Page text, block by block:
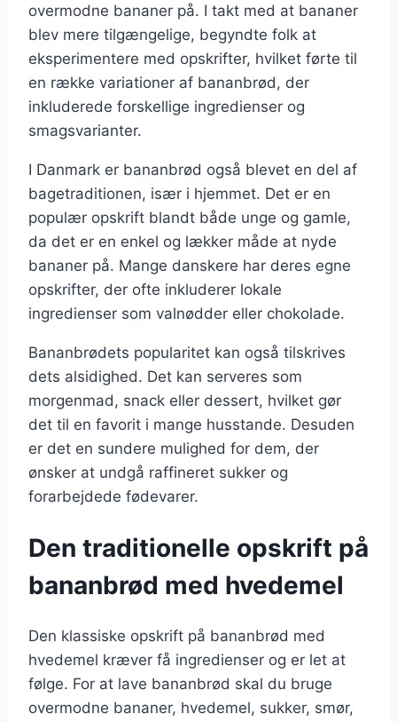
overmodne bananer på. I takt med at bananer
blev mere tilgængelige, begyndte folk at
eksperimentere med opskrifter, hvilket førte til
en række variationer af bananbrød, der
inkluderede forskellige ingredienser og
smagsvarianter.
I Danmark er bananbrød også blevet en del af
bagetraditionen, især i hjemmet. Det er en
populær opskrift blandt både unge og gamle,
da det er en enkel og lækker måde at nyde
bananer på. Mange danskere har deres egne
opskrifter, der ofte inkluderer lokale
ingredienser som valnødder eller chokolade.
Bananbrødets popularitet kan også tilskrives
dets alsidighed. Det kan serveres som
morgenmad, snack eller dessert, hvilket gør
det til en favorit i mange husstande. Desuden
er det en sundere mulighed for dem, der
ønsker at undgå raffineret sukker og
forarbejdede fødevarer.
Den traditionelle opskrift på
bananbrød med hvedemel
Den klassiske opskrift på bananbrød med
hvedemel kræver få ingredienser og er let at
følge. For at lave bananbrød skal du bruge
overmodne bananer, hvedemel, sukker, smør,